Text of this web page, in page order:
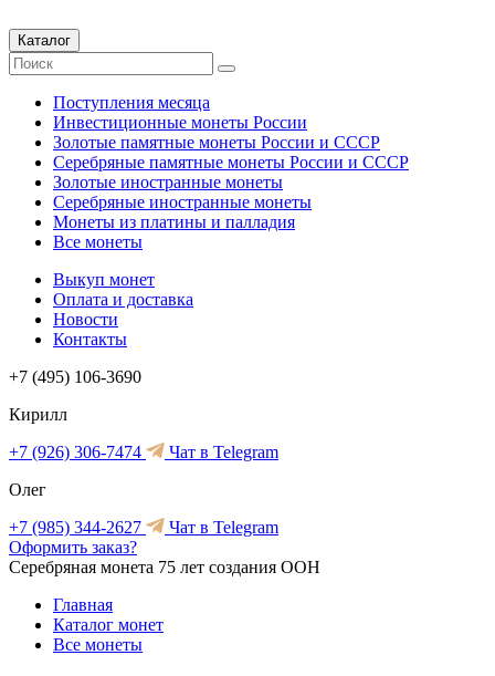
Каталог
Поступления месяца
Инвестиционные монеты России
Золотые памятные монеты России и СССР
Серебряные памятные монеты России и СССР
Золотые иностранные монеты
Серебряные иностранные монеты
Монеты из платины и палладия
Все монеты
Выкуп монет
Оплата и доставка
Новости
Контакты
+7 (495) 106-3690
Кирилл
+7 (926) 306-7474
Чат в Telegram
Олег
+7 (985) 344-2627
Чат в Telegram
Оформить заказ?
Серебряная монета 75 лет создания ООН
Главная
Каталог монет
Все монеты